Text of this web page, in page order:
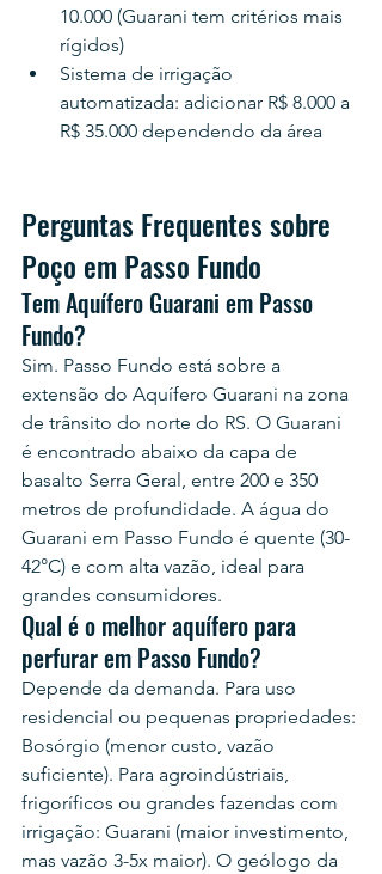
10.000 (Guarani tem critérios mais
rígidos)
Sistema de irrigação
automatizada: adicionar R$ 8.000 a
R$ 35.000 dependendo da área
Perguntas Frequentes sobre
Poço em Passo Fundo
Tem Aquífero Guarani em Passo
Fundo?
Sim. Passo Fundo está sobre a
extensão do Aquífero Guarani na zona
de trânsito do norte do RS. O Guarani
é encontrado abaixo da capa de
basalto Serra Geral, entre 200 e 350
metros de profundidade. A água do
Guarani em Passo Fundo é quente (30-
42°C) e com alta vazão, ideal para
grandes consumidores.
Qual é o melhor aquífero para
perfurar em Passo Fundo?
Depende da demanda. Para uso
residencial ou pequenas propriedades:
Bosórgio (menor custo, vazão
suficiente). Para agroindústriais,
frigoríficos ou grandes fazendas com
irrigação: Guarani (maior investimento,
mas vazão 3-5x maior). O geólogo da